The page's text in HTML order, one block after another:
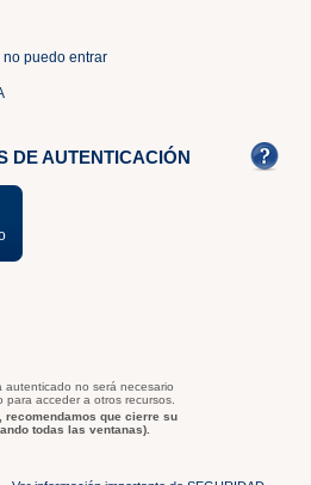
puedo entrar
DE AUTENTICACIÓN
autenticado no será necesario
para acceder a otros recursos.
recomendamos que cierre su
todas las ventanas).